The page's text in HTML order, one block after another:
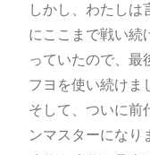
しかし、わたしは
にここまで戦い続
っていたので、最
フヨを使い続けま
そして、ついに前
ンマスターになり